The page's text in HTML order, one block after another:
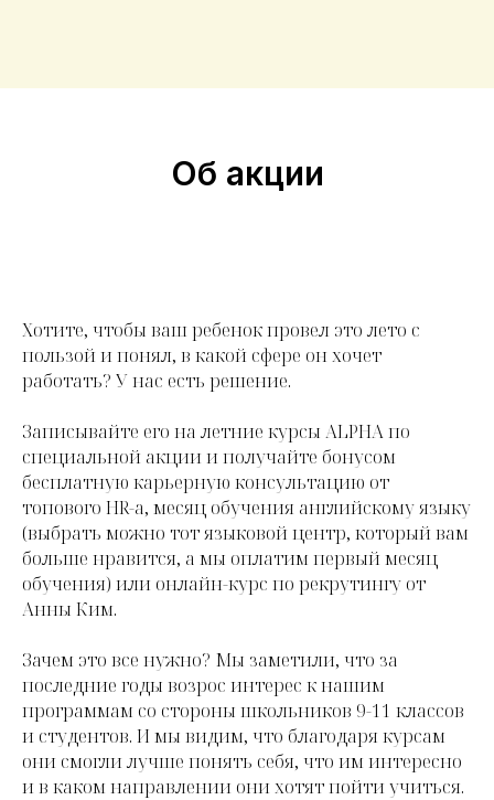
Об акции
Хотите, чтобы ваш ребенок провел это лето с
пользой и понял, в какой сфере он хочет
работать? У нас есть решение.
Записывайте его на летние курсы ALPHA по
специальной акции и получайте бонусом
бесплатную карьерную консультацию от
топового HR-а, месяц обучения английскому языку
(выбрать можно тот языковой центр, который вам
больше нравится, а мы оплатим первый месяц
обучения) или онлайн-курс по рекрутингу от
Анны Ким.
Зачем это все нужно? Мы заметили, что за
последние годы возрос интерес к нашим
программам со стороны школьников 9-11 классов
и студентов. И мы видим, что благодаря курсам
они смогли лучше понять себя, что им интересно
и в каком направлении они хотят пойти учиться.